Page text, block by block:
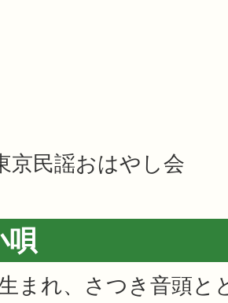
京民謡おはやし会
唄
まれ、さつき音頭と